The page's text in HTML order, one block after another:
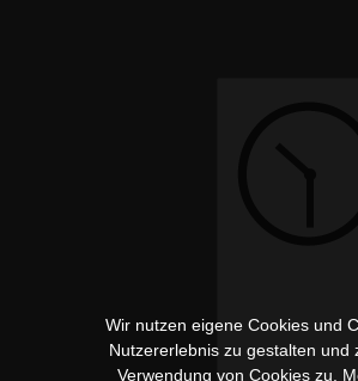
Wir nutzen eigene Cookies und
Nutzererlebnis zu gestalten
Verwendung von Cookies zu.